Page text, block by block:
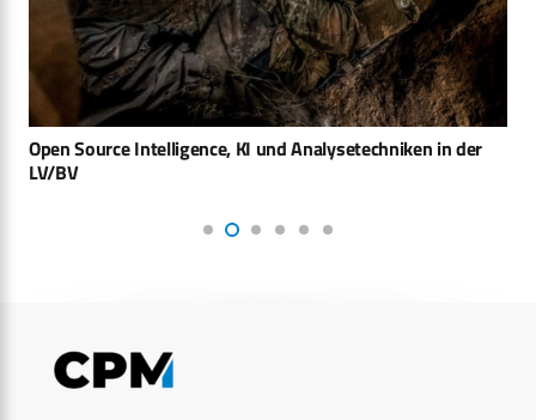
Open Source Intelligence, KI und Analysetechniken in der
LV/BV